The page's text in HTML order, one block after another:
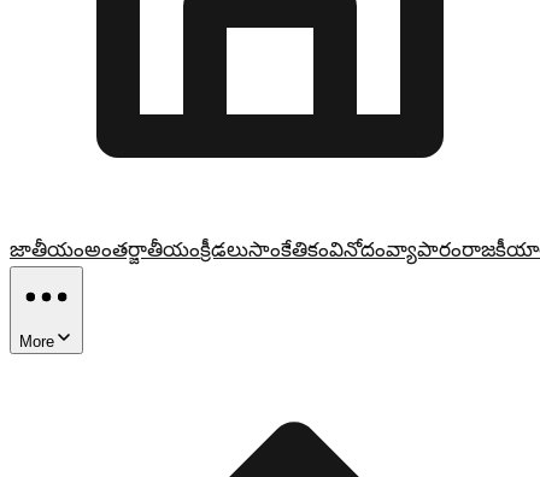
జాతీయంఅంతర్జాతీయంక్రీడలుసాంకేతికంవినోదంవ్యాపారం
More